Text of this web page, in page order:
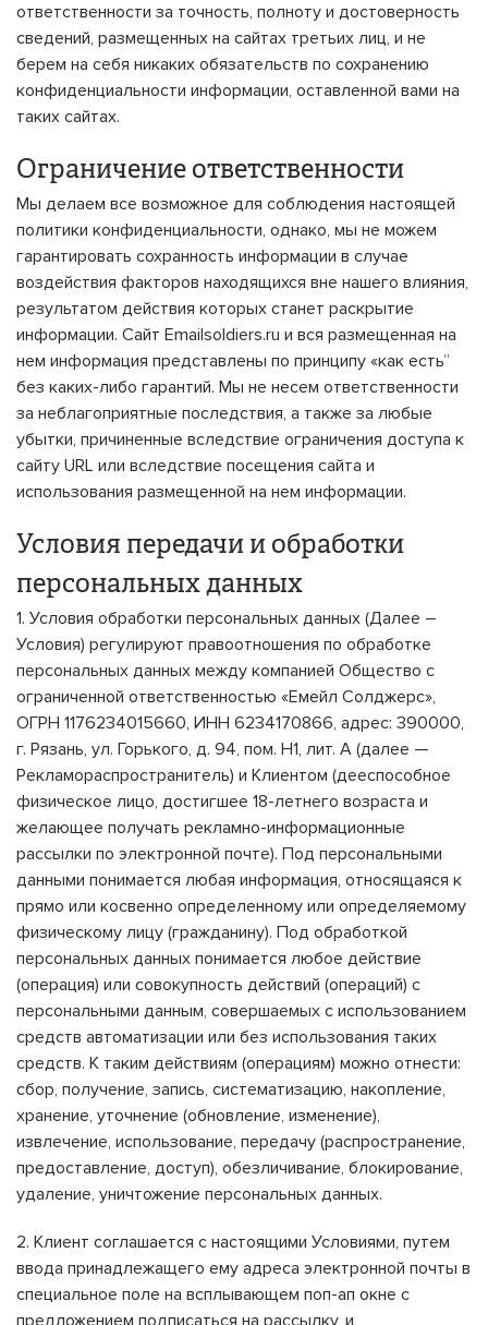
ответственности за точность, полноту и достоверность
сведений, размещенных на сайтах третьих лиц, и не
берем на себя никаких обязательств по сохранению
конфиденциальности информации, оставленной вами на
таких сайтах.
Ограничение ответственности
Мы делаем все возможное для соблюдения настоящей
политики конфиденциальности, однако, мы не можем
гарантировать сохранность информации в случае
воздействия факторов находящихся вне нашего влияния,
результатом действия которых станет раскрытие
информации. Сайт Emailsoldiers.ru и вся размещенная на
нем информация представлены по принципу «как есть”
без каких-либо гарантий. Мы не несем ответственности
за неблагоприятные последствия, а также за любые
убытки, причиненные вследствие ограничения доступа к
сайту URL или вследствие посещения сайта и
использования размещенной на нем информации.
Условия передачи и обработки
персональных данных
1. Условия обработки персональных данных (Далее –
Условия) регулируют правоотношения по обработке
персональных данных между компанией Общество с
ограниченной ответственностью «Емейл Солджерс»,
ОГРН 1176234015660, ИНН 6234170866, адрес: 390000,
г. Рязань, ул. Горького, д. 94, пом. Н1, лит. А (далее —
Рекламораспространитель) и Клиентом (дееспособное
физическое лицо, достигшее 18-летнего возраста и
желающее получать рекламно-информационные
рассылки по электронной почте). Под персональными
данными понимается любая информация, относящаяся к
прямо или косвенно определенному или определяемому
физическому лицу (гражданину). Под обработкой
персональных данных понимается любое действие
(операция) или совокупность действий (операций) с
персональными данным, совершаемых с использованием
средств автоматизации или без использования таких
средств. К таким действиям (операциям) можно отнести:
сбор, получение, запись, систематизацию, накопление,
хранение, уточнение (обновление, изменение),
извлечение, использование, передачу (распространение,
предоставление, доступ), обезличивание, блокирование,
удаление, уничтожение персональных данных.
2. Клиент соглашается с настоящими Условиями, путем
ввода принадлежащего ему адреса электронной почты в
специальное поле на всплывающем поп-ап окне с
предложением подписаться на рассылку, и